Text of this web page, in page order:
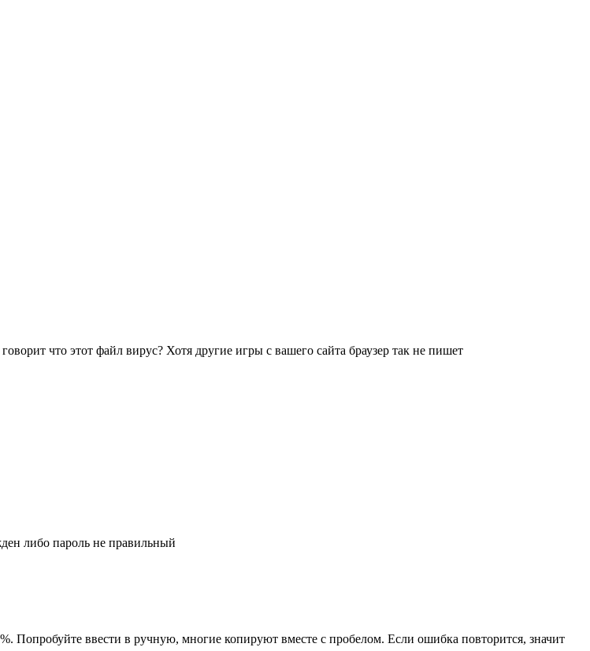
что этот файл вирус? Хотя другие игры с вашего сайта браузер так не пишет
либо пароль не правильный
Попробуйте ввести в ручную, многие копируют вместе с пробелом. Если ошибка повторится, значит